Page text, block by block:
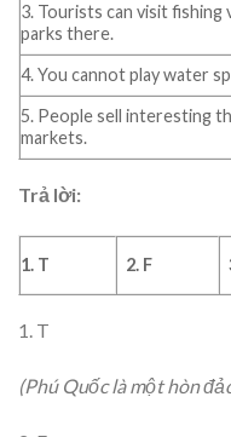
3. Tourists can visit fishing
parks there.
4. You cannot play water
5. People sell interesting
markets.
Trả lời:
1. T 2. F
1. T
(Phú Quốc là một hòn